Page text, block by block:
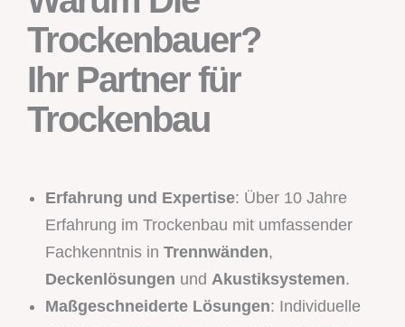
Trockenbauer?
Ihr Partner für
Trockenbau
Erfahrung und Expertise: Über 10 Jahre
Erfahrung im Trockenbau mit umfassender
Fachkenntnis in Trennwänden,
Deckenlösungen und Akustiksystemen.
Maßgeschneiderte Lösungen: Individuelle